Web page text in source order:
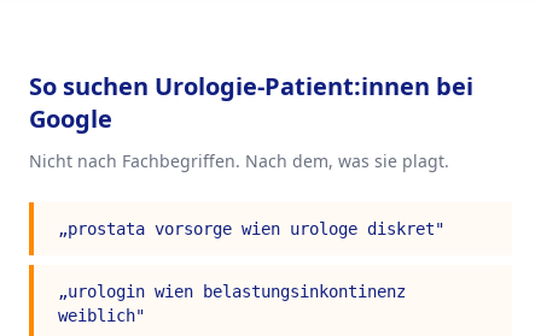
So suchen Urologie-Patient:innen bei
Google
Nicht nach Fachbegriffen. Nach dem, was sie plagt.
„prostata vorsorge wien urologe diskret"
„urologin wien belastungsinkontinenz
weiblich"